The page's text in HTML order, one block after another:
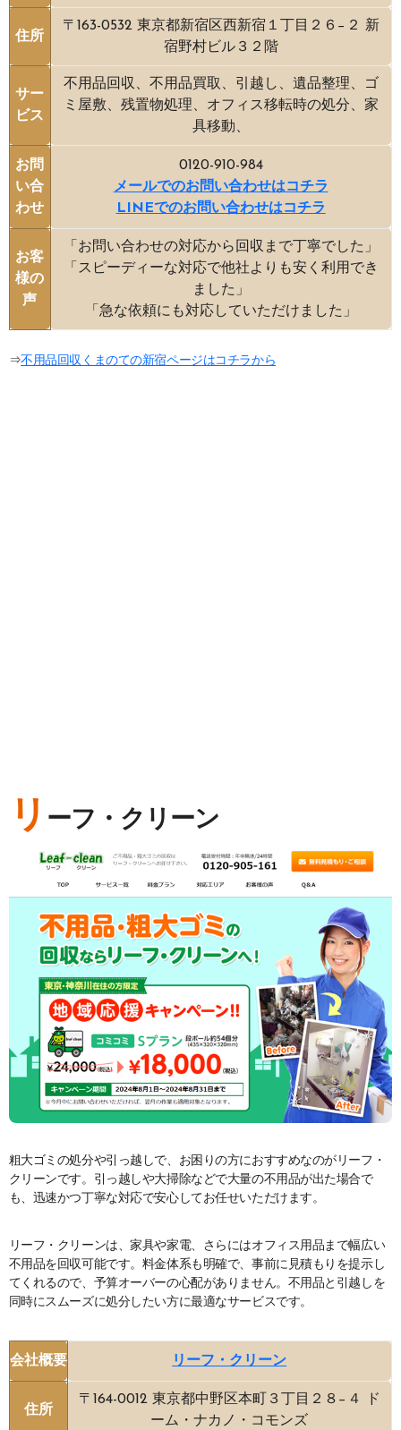
住所
〒163-0532 東京都新宿区西新宿１丁目２６−２ 新
宿野村ビル３２階
サー
ビス
不用品回収、不用品買取、引越し、遺品整理、ゴ
ミ屋敷、残置物処理、オフィス移転時の処分、家
具移動、
お問
い合
わせ
0120-910-984
メールでのお問い合わせはコチラ
LINEでのお問い合わせはコチラ
お客
様の
声
「お問い合わせの対応から回収まで丁寧でした」
「スピーディーな対応で他社よりも安く利用でき
ました」
「急な依頼にも対応していただけました」
⇒不用品回収くまのての新宿ページはコチラから
リ ーフ・クリーン
粗大ゴミの処分や引っ越しで、お困りの方におすすめなのがリーフ・
クリーンです。引っ越しや大掃除などで大量の不用品が出た場合で
も、迅速かつ丁寧な対応で安心してお任せいただけます。
リーフ・クリーンは、家具や家電、さらにはオフィス用品まで幅広い
不用品を回収可能です。料金体系も明確で、事前に見積もりを提示し
てくれるので、予算オーバーの心配がありません。不用品と引越しを
同時にスムーズに処分したい方に最適なサービスです。
会社概要 リーフ・クリーン
住所
〒164-0012 東京都中野区本町３丁目２８−４ ド
ーム・ナカノ・コモンズ